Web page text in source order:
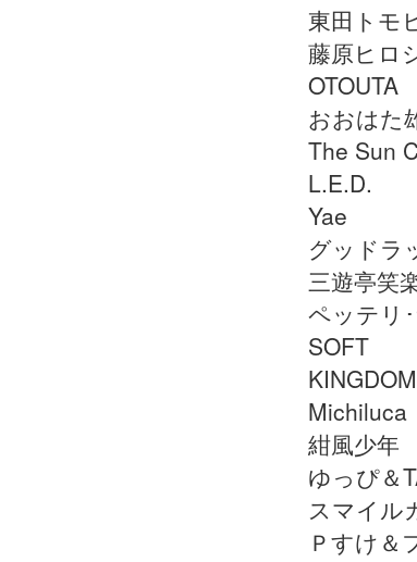
東田トモ
藤原ヒロ
OTOUTA
おおはた
The Sun
L.E.D.
Yae
グッドラ
三遊亭笑
ペッテリ
SOFT
Michiluca
紺風少年
ゆっぴ＆
スマイル
Ｐすけ＆